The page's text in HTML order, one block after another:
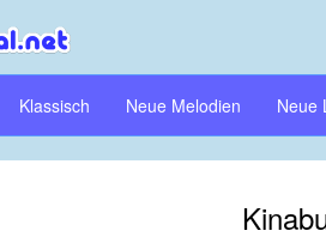
Klassisch Neue Melodien Neue